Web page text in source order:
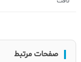
صفحات مرتبط